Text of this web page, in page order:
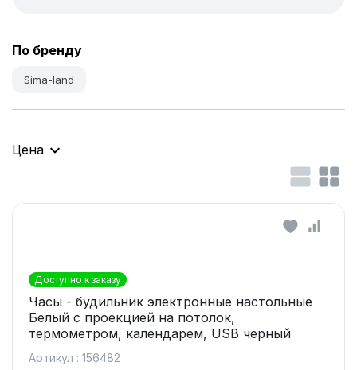
По бренду
Sima-land
Цена
Доступно к заказу
Часы - будильник электронные настольные
Белый с проекцией на потолок,
термометром, календарем, USB черный
Артикул : 156482